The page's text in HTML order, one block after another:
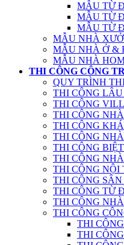
MẪU TỪ
MẪU TỪ
MẪU TỪ
MẪU NHÀ
MẪU NHÀ Ở &
MẪU NHÀ
THI CÔNG CÔNG
QUY TRÌNH
THI CÔNG
THI CÔNG
THI CÔNG
THI CÔNG
THI CÔNG
THI CÔNG
THI CÔNG
THI CÔNG NỘI
THI CÔNG
THI CÔNG TỪ
THI CÔNG
THI CÔNG
THI
THI